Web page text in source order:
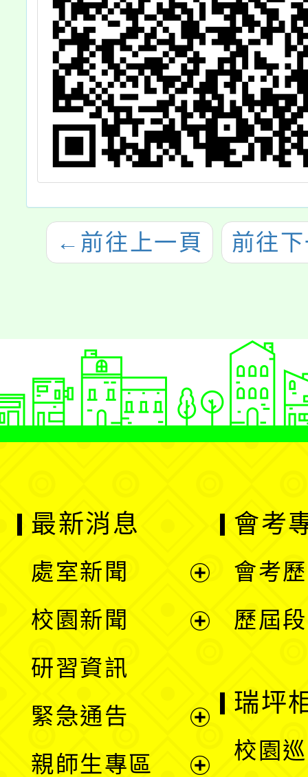
← 前往上一頁 前往
最新消息
處室新聞
單
校園新聞
選
單
研習資訊
緊急通告
親師生專區
會考
會考
歷屆
瑞坪
校園